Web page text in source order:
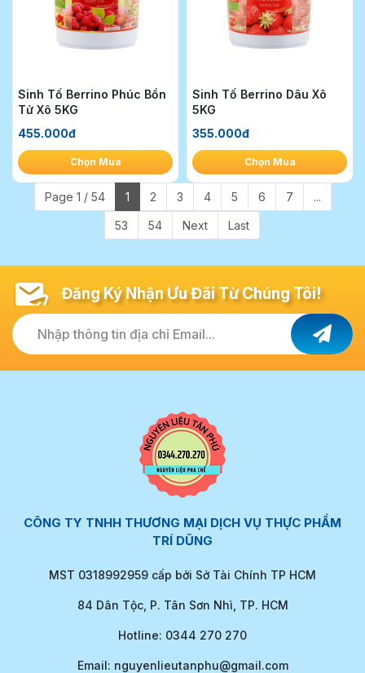
Sinh Tố Berrino Phúc Bồn
Tử Xô 5KG
455.000đ
Chọn Mua
Sinh Tố Berrino Dâu Xô
5KG
355.000đ
Chọn Mua
Page 1 / 54 1 2 3 4 5 6 7 ...
53 54 Next Last
Đăng Ký Nhận Ưu Đãi Từ Chúng Tôi!
Nhập thông tin địa chỉ Email...
CÔNG TY TNHH THƯƠNG MẠI DỊCH VỤ THỰC PHẨM
TRÍ DŨNG
MST 0318992959 cấp bởi Sở Tài Chính TP HCM
84 Dân Tộc, P. Tân Sơn Nhì, TP. HCM
Hotline: 0344 270 270
Email: nguyenlieutanphu@gmail.com